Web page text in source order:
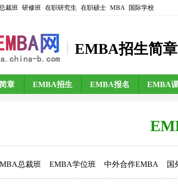
裁班 研修班 在职研究生 在职硕士 MBA 国际学校
EMBA招生简章
章 EMBA招生 EMBA报名 EMBA
总裁班 EMBA学位班 中外合作EMBA 国